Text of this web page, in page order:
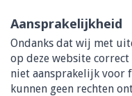
Aansprakelijkheid
Ondanks dat wij met
op deze website
niet aansprakelijk voor
kunnen geen rechten